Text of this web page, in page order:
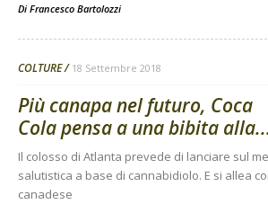
Di Francesco Bartolozzi
COLTURE 18 Settembre 2018
Più canapa nel futuro, Coca
Cola pensa a una bibita
Il colosso di Atlanta prevede di lanciare sul
salutistica a base di cannabidiolo. E si allea
canadese